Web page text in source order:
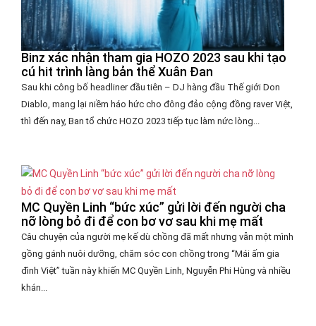
Binz xác nhận tham gia HOZO 2023 sau khi tạo
cú hit trình làng bản thể Xuân Đan
Sau khi công bố headliner đầu tiên – DJ hàng đầu Thế giới Don
Diablo, mang lại niềm háo hức cho đông đảo cộng đồng raver Việt,
thì đến nay, Ban tổ chức HOZO 2023 tiếp tục làm nức lòng...
MC Quyền Linh “bức xúc” gửi lời đến người cha
nỡ lòng bỏ đi để con bơ vơ sau khi mẹ mất
Câu chuyện của người mẹ kế dù chồng đã mất nhưng vẫn một mình
gồng gánh nuôi dưỡng, chăm sóc con chồng trong “Mái ấm gia
đình Việt” tuần này khiến MC Quyền Linh, Nguyễn Phi Hùng và nhiều
khán...